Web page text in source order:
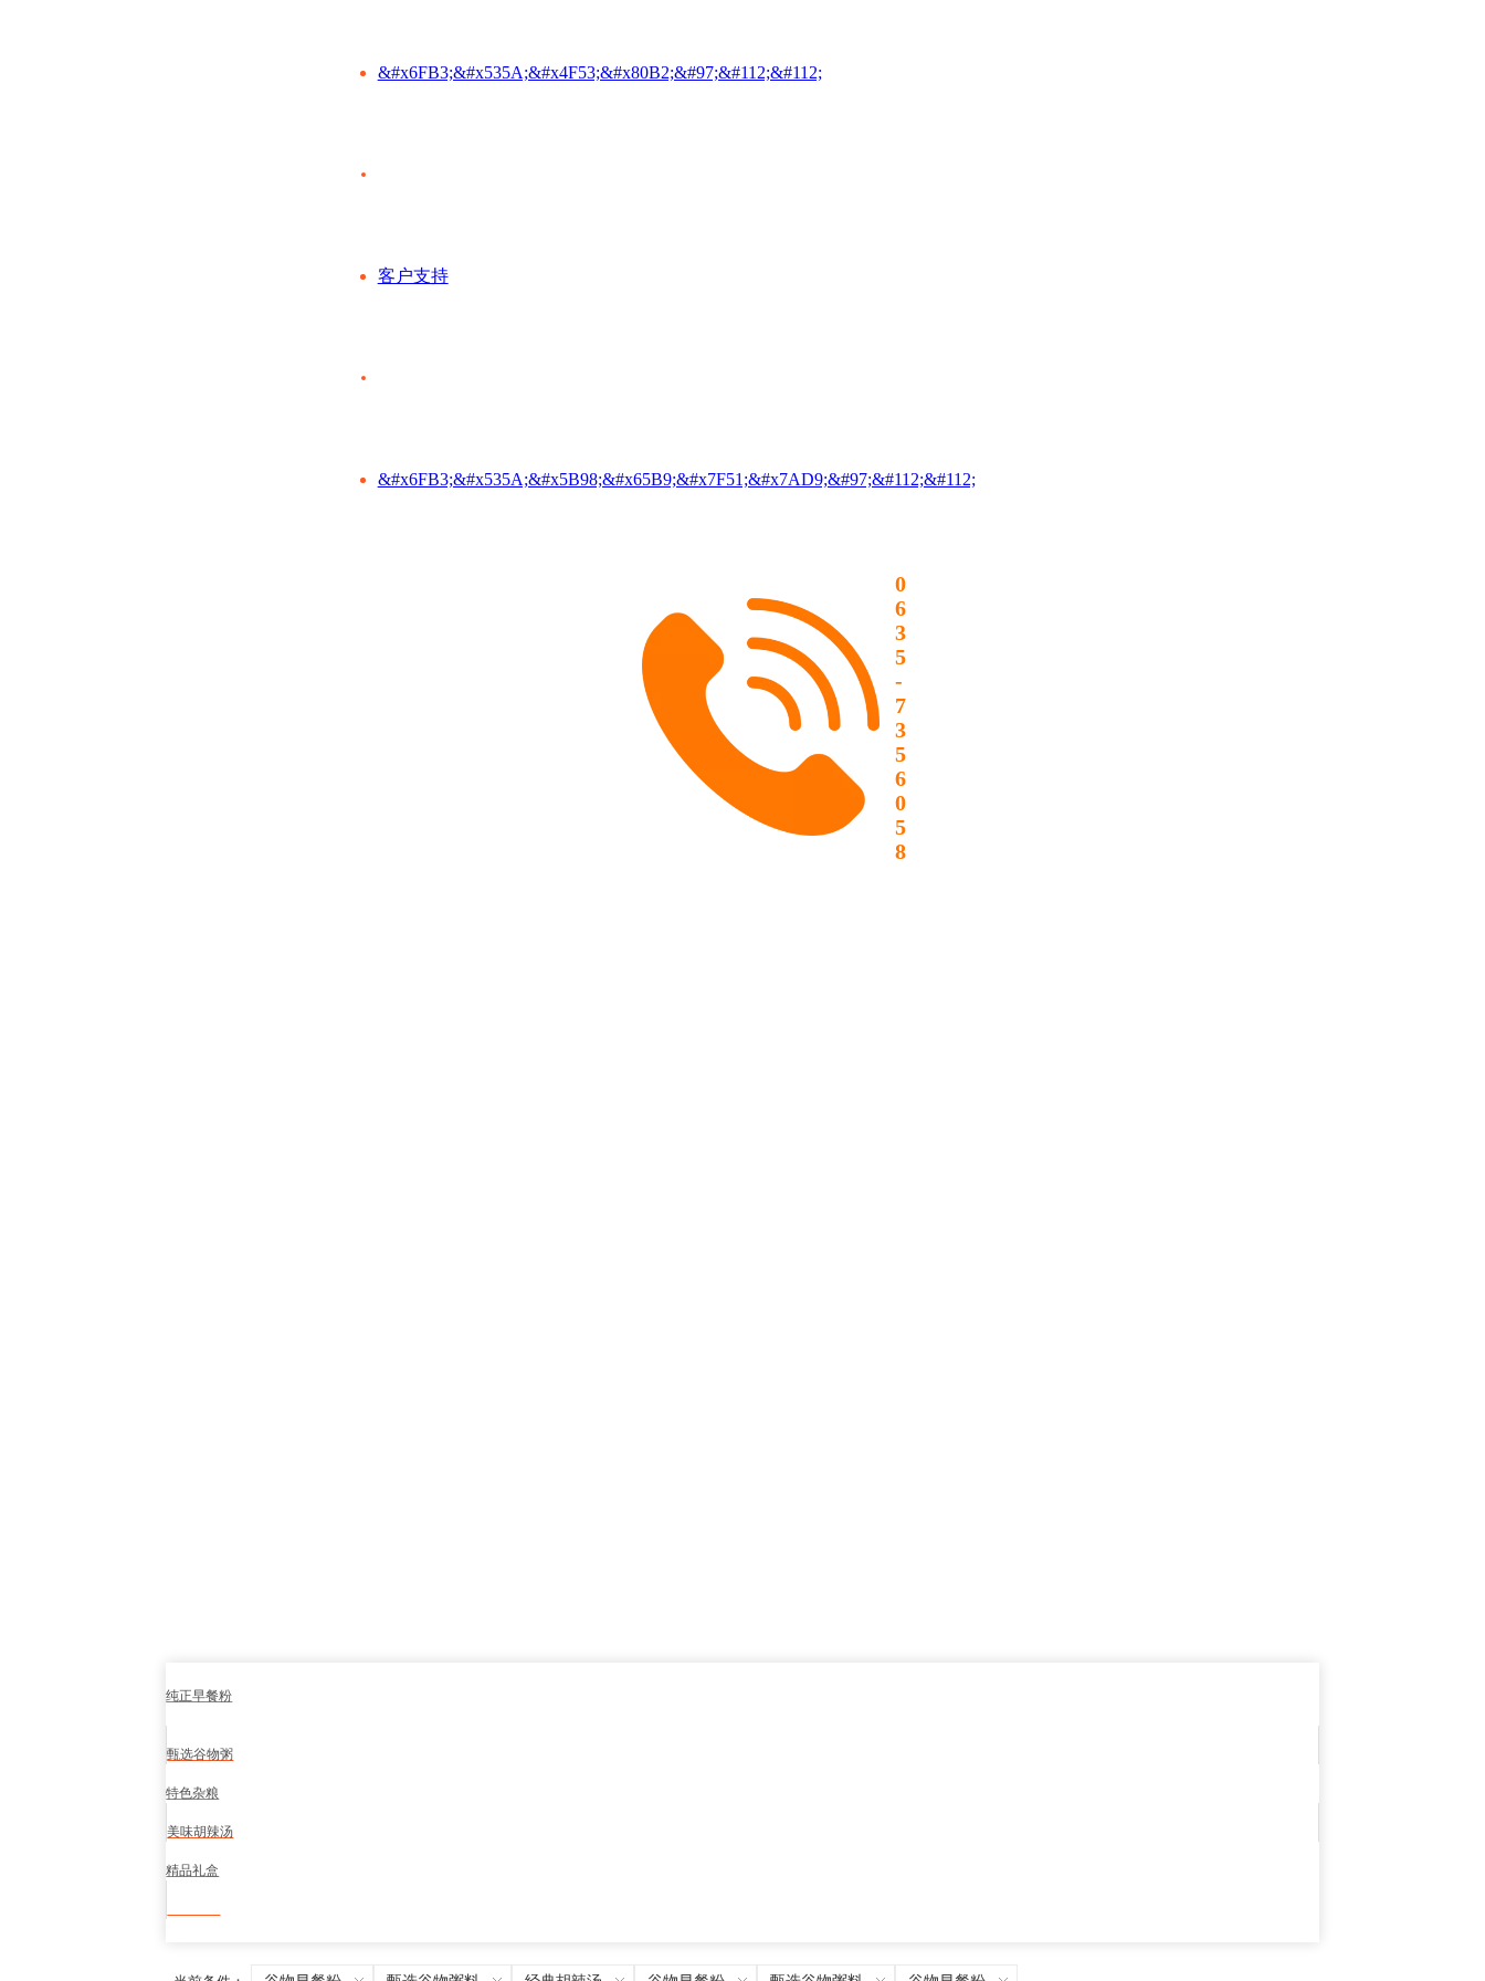
&#x6FB3;&#x535A;&#x4F53;&#x80B2;&#97;&#112;&#112;
客户支持
&#x6FB3;&#x535A;&#x5B98;&#x65B9;&#x7F51;&#x7AD9;&#97;&#112;&#112;
0
6
3
5
-
7
3
5
6
0
5
8
纯正早餐粉
甄选谷物粥
特色杂粮
美味胡辣汤
精品礼盒